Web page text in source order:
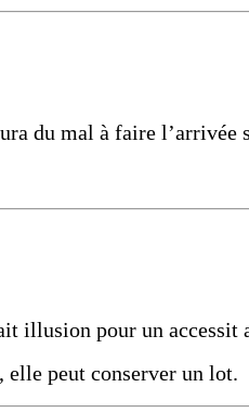
du mal à faire l’arrivée
illusion pour un accessit
elle peut conserver un lot.